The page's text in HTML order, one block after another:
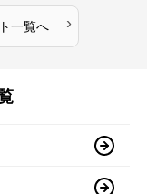
一覧へ ›